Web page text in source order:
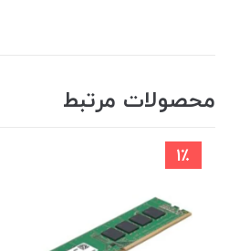
محصولات مرتبط
1٪